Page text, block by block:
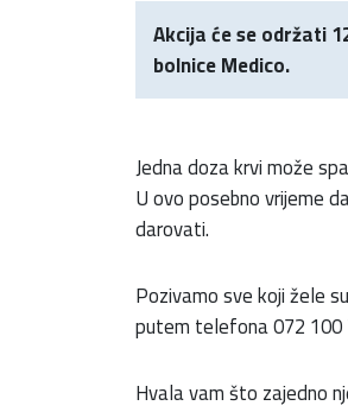
Akcija će se održati
bolnice Medico.
Jedna doza krvi može
U ovo posebno vrijeme
darovati.
Pozivamo sve koji žele
putem telefona 072 100
Hvala vam što zajedno